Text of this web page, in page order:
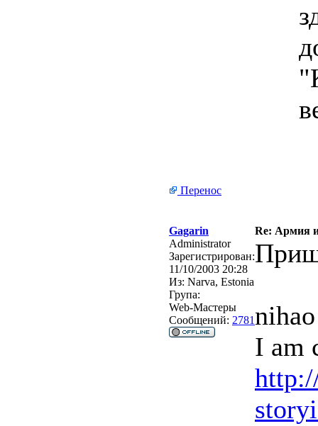
Перенос
Gagarin
Re: Армия
Administrator
Зарегистрирован:
11/10/2003 20:28
Из: Narva, Estonia
Група:
Web-Мастеры
Сообщений: 2781nihao
I am